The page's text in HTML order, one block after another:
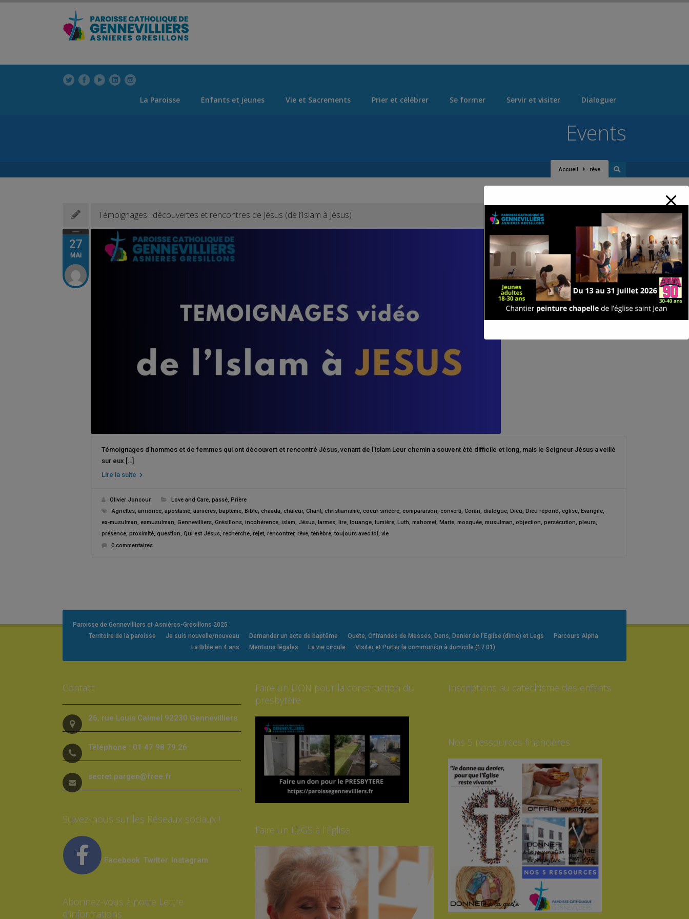
La Paroisse Enfants et jeunes Vie et Sacrements Prier et célébrer Se former Servir et visiter Dialoguer
Accueil rêve
Events
27
MAI
Témoignages : découvertes et rencontres de Jésus (de l’Islam à Jésus)
Témoignages d’hommes et de femmes qui ont découvert et rencontré Jésus, venant de l’islam Leur chemin a souvent été difficile et long, mais le Seigneur Jésus a veillé
sur eux […]
Lire la suite
Olivier Joncour Love and Care, passé, Prière
Agnettes, annonce, apostasie, asnières, baptême, Bible, chaada, chaleur, Chant, christianisme, coeur sincère, comparaison, converti, Coran, dialogue, Dieu, Dieu répond, eglise, Evangile,
ex-musulman, exmusulman, Gennevilliers, Grésillons, incohérence, islam, Jésus, larmes, lire, louange, lumière, Luth, mahomet, Marie, mosquée, musulman, objection, persécution, pleurs,
présence, proximité, question, Qui est Jésus, recherche, rejet, rencontrer, rêve, ténèbre, toujours avec toi, vie
0 commentaires
Paroisse de Gennevilliers et Asnières-Grésillons 2025
Territoire de la paroisse
Je suis nouvelle/nouveau Demander un acte de baptême Quête, Offrandes de Messes, Dons, Denier de l’Eglise (dîme) et Legs
Parcours Alpha
La Bible en 4 ans
Mentions légales La vie circule Visiter et Porter la communion à domicile (17.01)
Contact
26, rue Louis Calmel 92230 Gennevilliers
Téléphone : 01 47 98 79 26
secret.pargen@free.fr
Suivez-nous sur les Réseaux sociaux !
Facebook Twitter Instagram
Abonnez-vous à notre Lettre
d’informations
Faire un DON pour la construction du
presbytère
Faire un LEGS à l’Eglise
Inscriptions au catéchisme des enfants
Nos 5 ressources financières